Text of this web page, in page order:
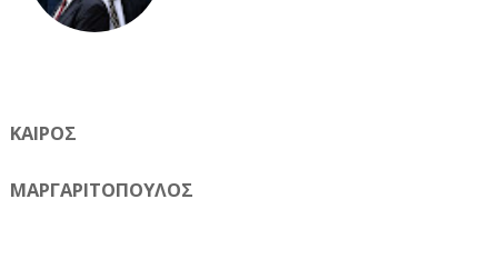
ΚΑΙΡΟΣ
ΜΑΡΓΑΡΙΤΟΠΟΥΛΟΣ